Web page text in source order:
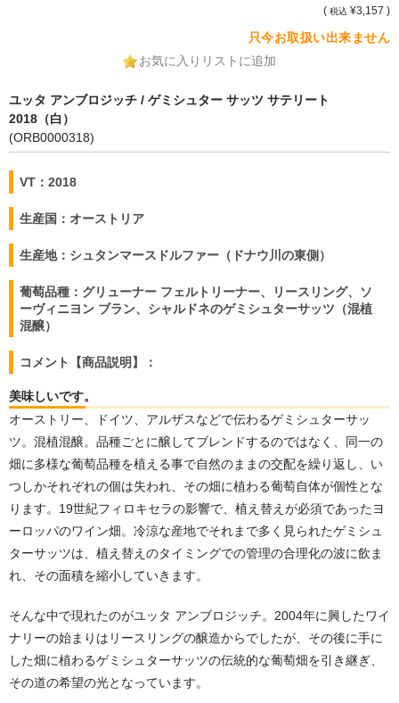
( 税込 ¥3,157 )
只今お取扱い出来ません
お気に入りリストに追加
ユッタ アンブロジッチ / ゲミシュター サッツ サテリート
2018（白）
(ORB0000318)
VT：2018
生産国：オーストリア
生産地：シュタンマースドルファー（ドナウ川の東側）
葡萄品種：グリューナー フェルトリーナー、リースリング、ソ
ーヴィニヨン ブラン、シャルドネのゲミシュターサッツ（混植
混醸）
コメント【商品説明】：
美味しいです。
オーストリー、ドイツ、アルザスなどで伝わるゲミシュターサッ
ツ。混植混醸。品種ごとに醸してブレンドするのではなく、同一の
畑に多様な葡萄品種を植える事で自然のままの交配を繰り返し、い
つしかそれぞれの個は失われ、その畑に植わる葡萄自体が個性とな
ります。19世紀フィロキセラの影響で、植え替えが必須であったヨ
ーロッパのワイン畑。冷涼な産地でそれまで多く見られたゲミシュ
ターサッツは、植え替えのタイミングでの管理の合理化の波に飲ま
れ、その面積を縮小していきます。
そんな中で現れたのがユッタ アンブロジッチ。2004年に興したワイ
ナリーの始まりはリースリングの醸造からでしたが、その後に手に
した畑に植わるゲミシュターサッツの伝統的な葡萄畑を引き継ぎ、
その道の希望の光となっています。